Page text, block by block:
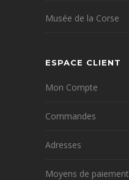
Musée de la Corse
ESPACE CLIENT
Mon Compte
Commandes
Adresses
Moyens de paiement